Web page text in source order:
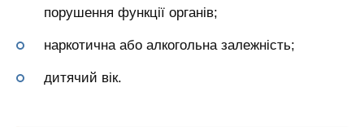
порушення функції органів;
наркотична або алкогольна залежність;
дитячий вік.